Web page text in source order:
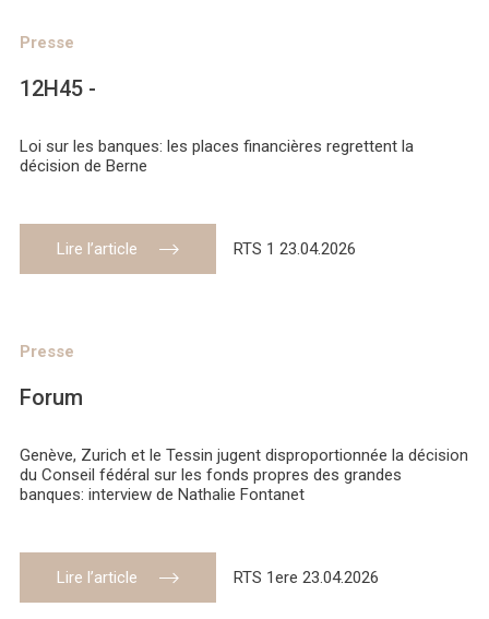
Presse
12H45 -
Loi sur les banques: les places financières regrettent la
décision de Berne
Lire l’article RTS 1 23.04.2026
Presse
Forum
Genève, Zurich et le Tessin jugent disproportionnée la décision
du Conseil fédéral sur les fonds propres des grandes
banques: interview de Nathalie Fontanet
Lire l’article RTS 1ere 23.04.2026